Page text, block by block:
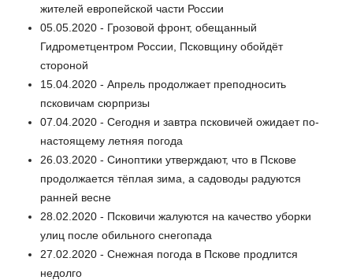
жителей европейской части России
05.05.2020 - Грозовой фронт, обещанный
Гидрометцентром России, Псковщину обойдёт
стороной
15.04.2020 - Апрель продолжает преподносить
псковичам сюрпризы
07.04.2020 - Сегодня и завтра псковичей ожидает по-
настоящему летняя погода
26.03.2020 - Синоптики утверждают, что в Пскове
продолжается тёплая зима, а садоводы радуются
ранней весне
28.02.2020 - Псковичи жалуются на качество уборки
улиц после обильного снегопада
27.02.2020 - Снежная погода в Пскове продлится
недолго